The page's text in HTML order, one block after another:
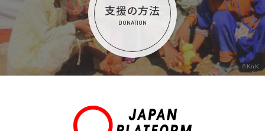
支援の方法
DONATION
©KnK